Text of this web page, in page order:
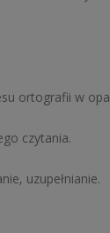
ortografii w
czytania.
uzupełnianie.